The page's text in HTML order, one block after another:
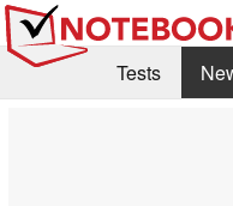
Tests